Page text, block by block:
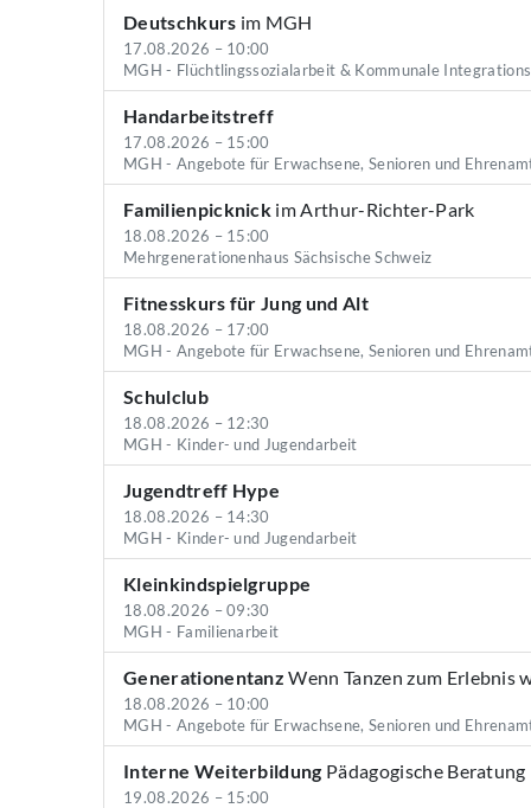
Deutschkurs im MGH
17.08.2026 – 10:00
MGH - Flüchtlingssozialarbeit & Kommunale
Handarbeitstreff
17.08.2026 – 15:00
MGH - Angebote für Erwachsene, Senioren und
Familienpicknick im Arthur-Richter-Park
18.08.2026 – 15:00
Mehrgenerationenhaus Sächsische Schweiz
Fitnesskurs für Jung und Alt
18.08.2026 – 17:00
MGH - Angebote für Erwachsene, Senioren und
Schulclub
18.08.2026 – 12:30
MGH - Kinder- und Jugendarbeit
Jugendtreff Hype
18.08.2026 – 14:30
MGH - Kinder- und Jugendarbeit
Kleinkindspielgruppe
18.08.2026 – 09:30
MGH - Familienarbeit
Generationentanz Wenn Tanzen zum Erlebnis
18.08.2026 – 10:00
MGH - Angebote für Erwachsene, Senioren und
Interne Weiterbildung Pädagogische Beratung
19.08.2026 – 15:00